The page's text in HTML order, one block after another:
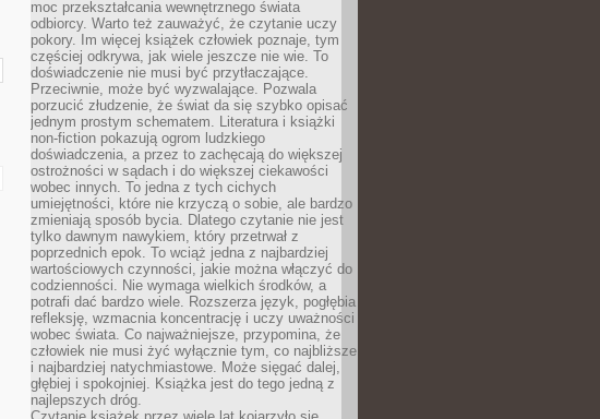
moc przekształcania wewnętrznego świata
odbiorcy. Warto też zauważyć, że czytanie uczy
pokory. Im więcej książek człowiek poznaje, tym
częściej odkrywa, jak wiele jeszcze nie wie. To
doświadczenie nie musi być przytłaczające.
Przeciwnie, może być wyzwalające. Pozwala
porzucić złudzenie, że świat da się szybko opisać
jednym prostym schematem. Literatura i książki
non-fiction pokazują ogrom ludzkiego
doświadczenia, a przez to zachęcają do większej
ostrożności w sądach i do większej ciekawości
wobec innych. To jedna z tych cichych
umiejętności, które nie krzyczą o sobie, ale bardzo
zmieniają sposób bycia. Dlatego czytanie nie jest
tylko dawnym nawykiem, który przetrwał z
poprzednich epok. To wciąż jedna z najbardziej
wartościowych czynności, jakie można włączyć do
codzienności. Nie wymaga wielkich środków, a
potrafi dać bardzo wiele. Rozszerza język, pogłębia
refleksję, wzmacnia koncentrację i uczy uważności
wobec świata. Co najważniejsze, przypomina, że
człowiek nie musi żyć wyłącznie tym, co najbliższe
i najbardziej natychmiastowe. Może sięgać dalej,
głębiej i spokojniej. Książka jest do tego jedną z
najlepszych dróg.